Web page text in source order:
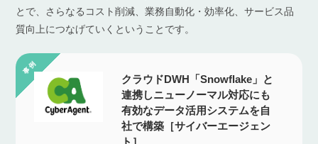
とで、さらなるコスト削減、業務自動化・効率化、サービス品
質向上につなげていくということです。
クラウドDWH「Snowflake」と
連携しニューノーマル対応にも
有効なデータ活用システムを自
社で構築［サイバーエージェン
ト］